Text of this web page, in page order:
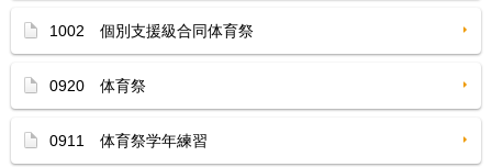
1002 個別支援級合同体育祭
0920 体育祭
0911 体育祭学年練習